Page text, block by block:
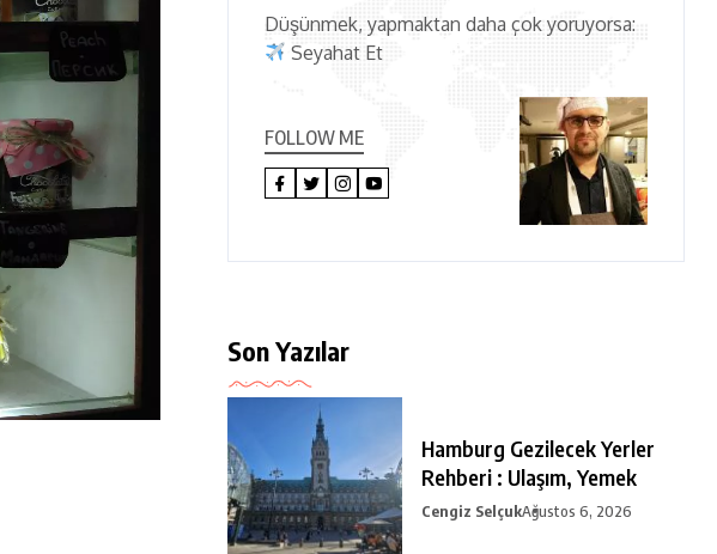
Düşünmek, yapmaktan daha çok yoruyorsa:
Seyahat Et
FOLLOW ME
Son Yazılar
Hamburg Gezilecek Yerler
Rehberi : Ulaşım, Yemek
Cengiz SelçukAğustos 6, 2026